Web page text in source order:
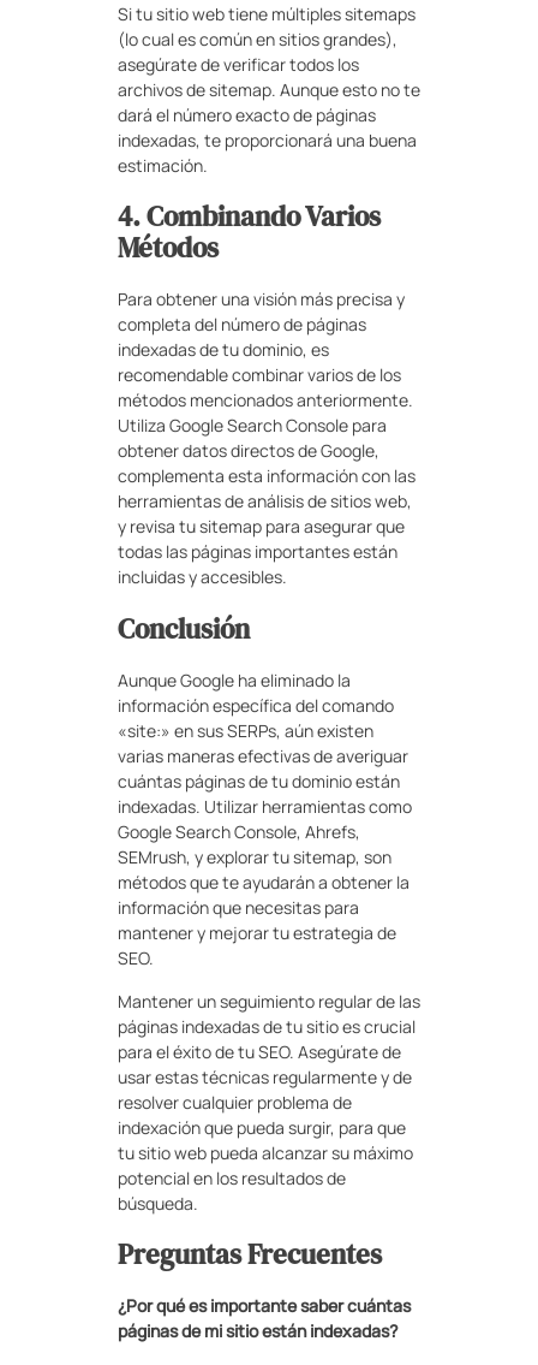
Si tu sitio web tiene múltiples sitemaps
(lo cual es común en sitios grandes),
asegúrate de verificar todos los
archivos de sitemap. Aunque esto no te
dará el número exacto de páginas
indexadas, te proporcionará una buena
estimación.
4. Combinando Varios
Métodos
Para obtener una visión más precisa y
completa del número de páginas
indexadas de tu dominio, es
recomendable combinar varios de los
métodos mencionados anteriormente.
Utiliza Google Search Console para
obtener datos directos de Google,
complementa esta información con las
herramientas de análisis de sitios web,
y revisa tu sitemap para asegurar que
todas las páginas importantes están
incluidas y accesibles.
Conclusión
Aunque Google ha eliminado la
información específica del comando
«site:» en sus SERPs, aún existen
varias maneras efectivas de averiguar
cuántas páginas de tu dominio están
indexadas. Utilizar herramientas como
Google Search Console, Ahrefs,
SEMrush, y explorar tu sitemap, son
métodos que te ayudarán a obtener la
información que necesitas para
mantener y mejorar tu estrategia de
SEO.
Mantener un seguimiento regular de las
páginas indexadas de tu sitio es crucial
para el éxito de tu SEO. Asegúrate de
usar estas técnicas regularmente y de
resolver cualquier problema de
indexación que pueda surgir, para que
tu sitio web pueda alcanzar su máximo
potencial en los resultados de
búsqueda.
Preguntas Frecuentes
¿Por qué es importante saber cuántas
páginas de mi sitio están indexadas?